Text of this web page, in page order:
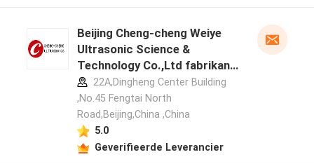
Beijing Cheng-cheng Weiye
Ultrasonic Science &
Technology Co.,Ltd fabrikant
profiel22A,Dingheng Center Building
,No.45 Fengtai North
Road,Beijing,China ,China
5.0
Geverifieerde Leverancier